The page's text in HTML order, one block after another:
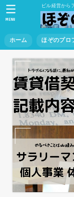
ビル経営から
ホーム ほぞのプロ
MENU